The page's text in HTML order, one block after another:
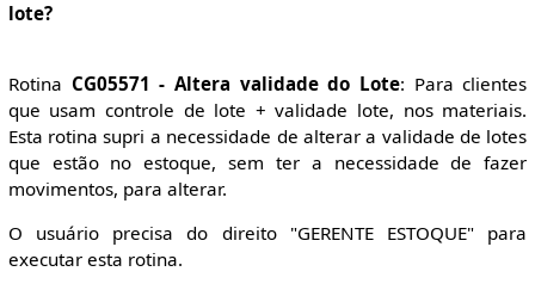
lote?
Rotina CG05571 - Altera validade do Lote: Para clientes
que usam controle de lote + validade lote, nos materiais.
Esta rotina supri a necessidade de alterar a validade de lotes
que estão no estoque, sem ter a necessidade de fazer
movimentos, para alterar.
O usuário precisa do direito "GERENTE ESTOQUE" para
executar esta rotina.